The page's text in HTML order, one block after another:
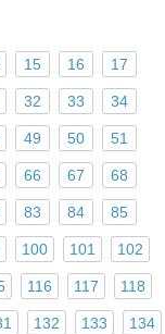
15 16 17
32 33 34
49 50 51
66 67 68
83 84 85
100 101 102
116 117 118
132 133 134